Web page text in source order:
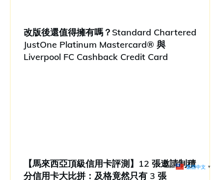
改版後還值得擁有嗎？Standard Chartered
JustOne Platinum Mastercard® 與
Liverpool FC Cashback Credit Card
【馬來西亞頂級信用卡評測】12 張邀請制積
分信用卡大比拼：及格竟然只有 3 張